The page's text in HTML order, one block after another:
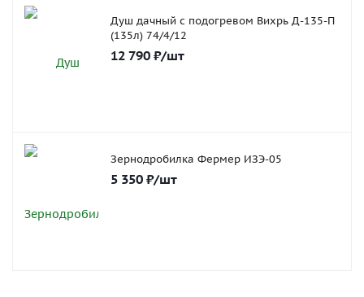
Душ дачный с подогревом Вихрь Д-135-П
(135л) 74/4/12
12 790 ₽/шт
Зернодробилка Фермер ИЗЭ-05
5 350 ₽/шт